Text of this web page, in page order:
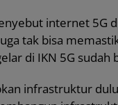
internet 5G
tak bisa
di IKN 5G sudah
infrastruktur